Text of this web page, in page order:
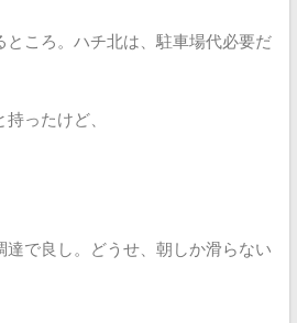
ところ。ハチ北は、駐車場代必要だ
ったけど、
達で良し。どうせ、朝しか滑らない